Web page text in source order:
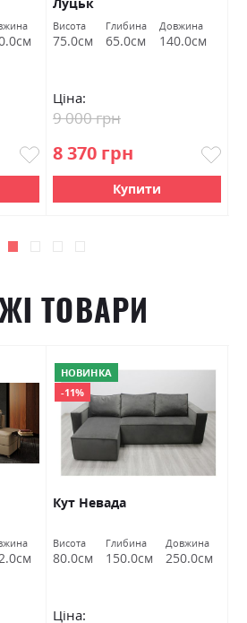
Висота
75.0см
Глибина
65.0см
Довжина
140.0см
Ціна:
8 370 грн
9 000 грн
Купити
ТОВАРИ
НОВИНКА
-11%
Кут Невада
Висота
80.0см
Глибина
150.0см
Довжина
250.0см
Ціна: